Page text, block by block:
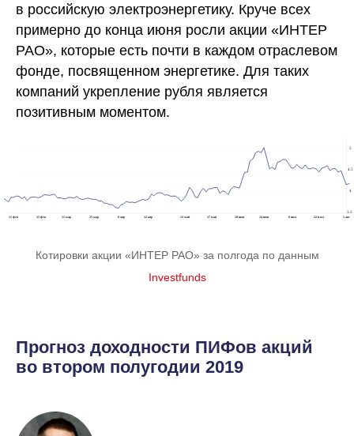
в российскую электроэнергетику. Круче всех
примерно до конца июня росли акции «ИНТЕР
РАО», которые есть почти в каждом отраслевом
фонде, посвященном энергетике. Для таких
компаний укрепление рубля является
позитивным моментом.
Котировки акции «ИНТЕР РАО» за полгода по данным
Investfunds
Прогноз доходности ПИФов акций
во втором полугодии 2019